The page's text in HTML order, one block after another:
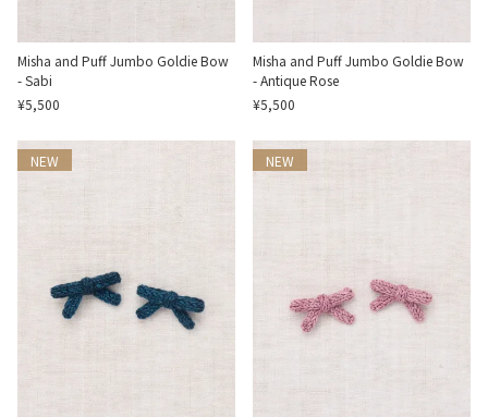
Misha and Puff Jumbo Goldie Bow
- Sabi
¥5,500
Misha and Puff Jumbo Goldie Bow
- Antique Rose
¥5,500
NEW NEW